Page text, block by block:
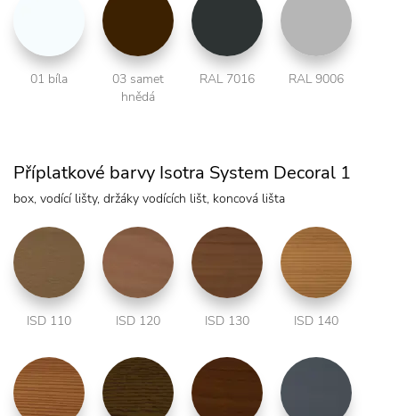
01 bíla
03 samet
hnědá
RAL 7016 RAL 9006
Příplatkové barvy Isotra System Decoral 1
box, vodící lišty, držáky vodících lišt, koncová lišta
ISD 110 ISD 120 ISD 130 ISD 140